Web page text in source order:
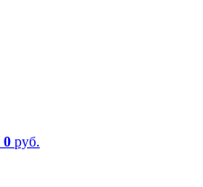
0 руб.